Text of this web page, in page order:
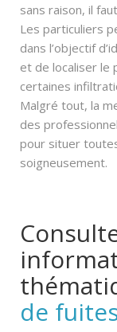
sans raison, il
Les particuliers
dans l’objectif
et de localiser le
certaines
Malgré tout, la
des
pour situer
soigneusement.
de